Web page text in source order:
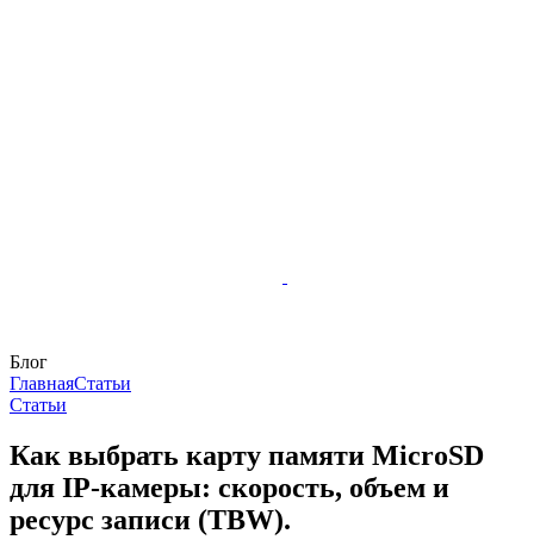
Блог
ГлавнаяСтатьи
Статьи
Как выбрать карту памяти MicroSD
для IP-камеры: скорость, объем и
ресурс записи (TBW).